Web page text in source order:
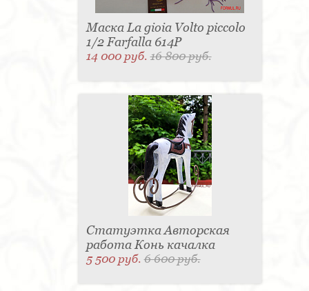
Маска La gioia Volto piccolo
1/2 Farfalla 614P
14 000 руб.16 800 руб.
Статуэтка Авторская
работа Конь качалка
5 500 руб.6 600 руб.